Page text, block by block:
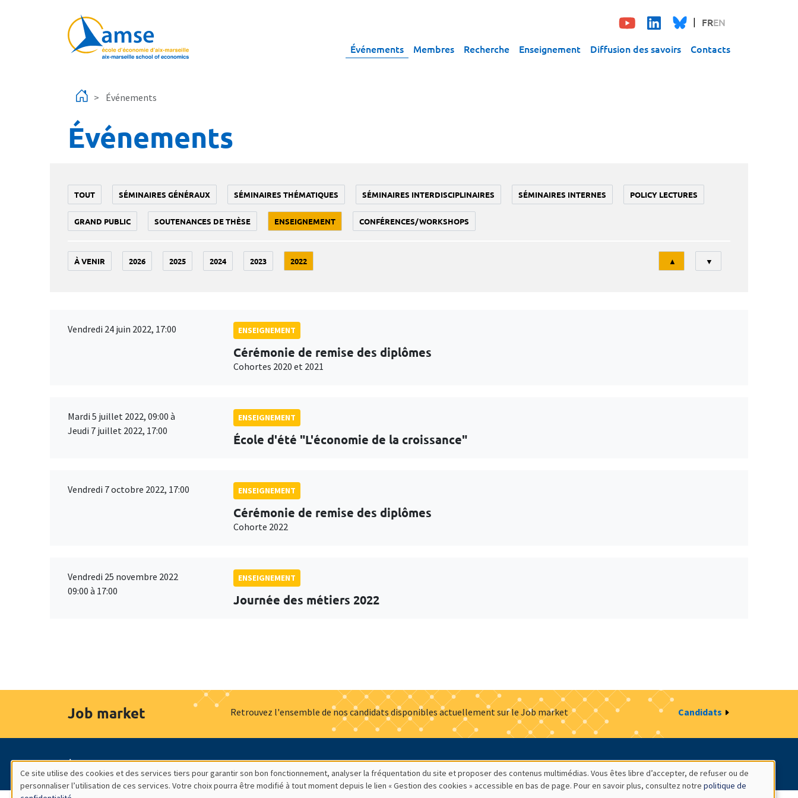
FREN
Événements Membres Recherche Enseignement Diffusion des savoirs Contacts
Événements
Événements
TOUT SÉMINAIRES GÉNÉRAUX SÉMINAIRES THÉMATIQUES SÉMINAIRES INTERDISCIPLINAIRES SÉMINAIRES INTERNES POLICY LECTURES
GRAND PUBLIC SOUTENANCES DE THÈSE ENSEIGNEMENT CONFÉRENCES/WORKSHOPS
À VENIR 2026 2025 2024 2023 2022
Tri
▲ ▼
Vendredi 24 juin 2022, 17:00 ENSEIGNEMENT
Cérémonie de remise des diplômes
Cohortes 2020 et 2021
Mardi 5 juillet 2022, 09:00 à
Jeudi 7 juillet 2022, 17:00
ENSEIGNEMENT
École d'été "L'économie de la croissance"
Vendredi 7 octobre 2022, 17:00 ENSEIGNEMENT
Cérémonie de remise des diplômes
Cohorte 2022
Vendredi 25 novembre 2022
09:00 à 17:00
ENSEIGNEMENT
Journée des métiers 2022
Job market Retrouvez l'ensemble de nos candidats disponibles actuellement sur le Job market Candidats
À propos Nos engagements Hommage à Actualités Offres d'emploi Presse Mentions légales Gestion des cookies Intranet
Ce site utilise des cookies et des services tiers pour garantir son bon fonctionnement, analyser la fréquentation du site et proposer des contenus multimédias. Vous êtes libre d’accepter, de refuser ou de
personnaliser l’utilisation de ces services. Votre choix pourra être modifié à tout moment depuis le lien « Gestion des cookies » accessible en bas de page. Pour en savoir plus, consultez notre politique de